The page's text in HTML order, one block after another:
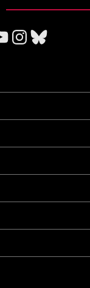
Instagram
Bluesky